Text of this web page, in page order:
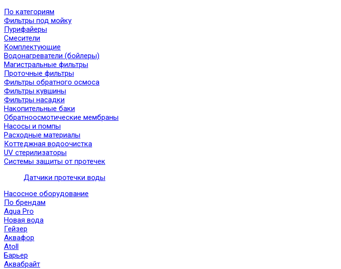
По категориям
Фильтры под мойку
Пурифайеры
Смесители
Комплектующие
Водонагреватели (бойлеры)
Магистральные фильтры
Проточные фильтры
Фильтры обратного осмоса
Фильтры кувшины
Фильтры насадки
Накопительные баки
Обратноосмотические мембраны
Насосы и помпы
Расходные материалы
Коттеджная водоочистка
UV стерилизаторы
Системы защиты от протечек
Датчики протечки воды
Насосное оборудование
По брендам
Aqua Pro
Новая вода
Гейзер
Аквафор
Atoll
Барьер
Аквабрайт